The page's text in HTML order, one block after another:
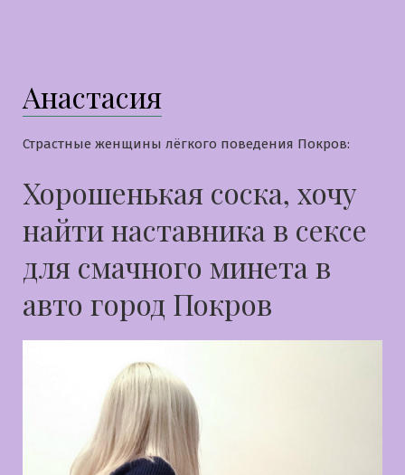
Анастасия
Страстные женщины лёгкого поведения Покров:
Хорошенькая соска, хочу
найти наставника в сексе
для смачного минета в
авто город Покров